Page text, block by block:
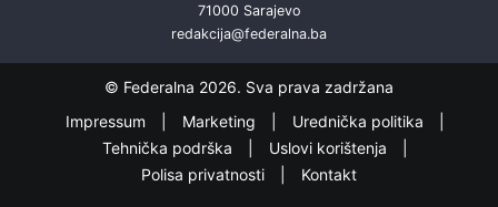
71000 Sarajevo
redakcija@federalna.ba
© Federalna 2026. Sva prava zadržana
Impressum
Marketing
Urednička politika
Tehnička podrška
Uslovi korištenja
Polisa privatnosti
Kontakt